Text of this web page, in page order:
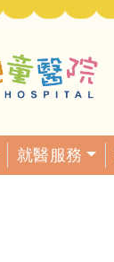
就醫服務